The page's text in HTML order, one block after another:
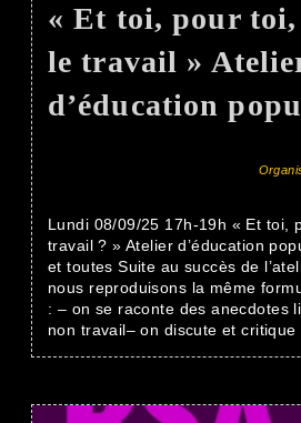
« Et toi, pour toi,
le travail »
d’éducation
Lundi 08/09/25 17h-19h « Et toi,
travail ? » Atelier d’éducation
et toutes Suite au succès de
nous reproduisons la même
: – on se raconte des anecdotes
non travail– on discute et